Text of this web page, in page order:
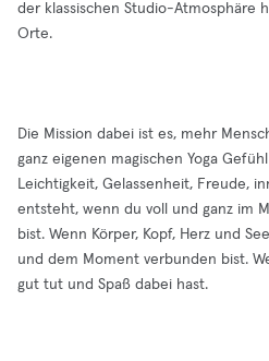
der klassischen Studio-Atmosphäre
Orte.
Die Mission dabei ist es, mehr
ganz eigenen magischen Yoga
Leichtigkeit, Gelassenheit, Freude,
entsteht, wenn du voll und ganz im
bist. Wenn Körper, Kopf, Herz und
und dem Moment verbunden bist.
gut tut und Spaß dabei hast.